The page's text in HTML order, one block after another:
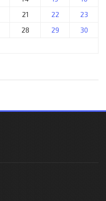
21 22
23
28 29
30